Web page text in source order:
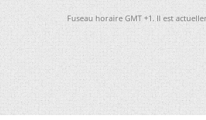
Fuseau horaire GMT +1. Il est